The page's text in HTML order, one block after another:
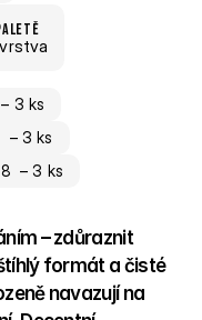
3 ks
– 3 ks
– 3 ks
– zdůraznit
formát a čisté
navazují na